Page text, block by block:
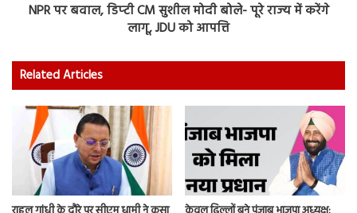
NPR पर बवाल, डिप्‍टी CM सुशील मोदी बोले- पूरे राज्‍य में करेंगे
लागू, JDU को आपत्ति
Related Articles